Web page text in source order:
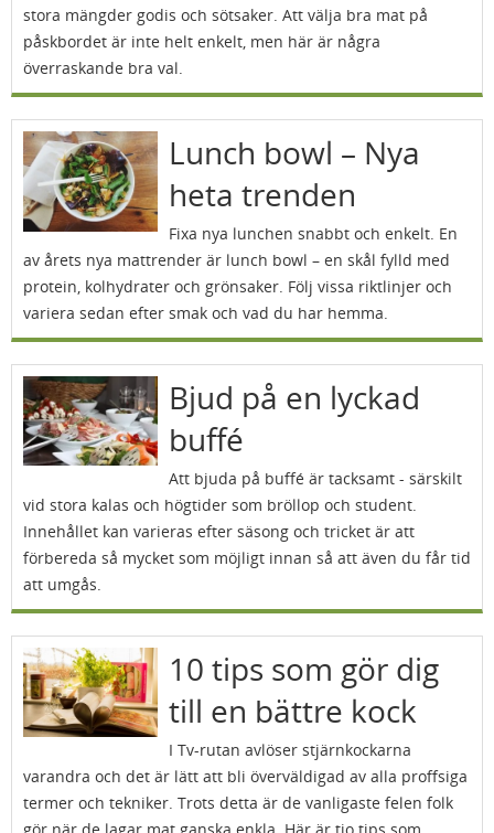
stora mängder godis och sötsaker. Att välja bra mat på
påskbordet är inte helt enkelt, men här är några
överraskande bra val.
Lunch bowl – Nya
heta trenden
Fixa nya lunchen snabbt och enkelt. En
av årets nya mattrender är lunch bowl – en skål fylld med
protein, kolhydrater och grönsaker. Följ vissa riktlinjer och
variera sedan efter smak och vad du har hemma.
Bjud på en lyckad
buffé
Att bjuda på buffé är tacksamt - särskilt
vid stora kalas och högtider som bröllop och student.
Innehållet kan varieras efter säsong och tricket är att
förbereda så mycket som möjligt innan så att även du får tid
att umgås.
10 tips som gör dig
till en bättre kock
I Tv-rutan avlöser stjärnkockarna
varandra och det är lätt att bli överväldigad av alla proffsiga
termer och tekniker. Trots detta är de vanligaste felen folk